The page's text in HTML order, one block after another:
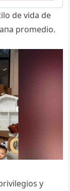
de vida de
promedio.
y